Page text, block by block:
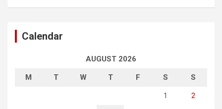
Calendar
AUGUST 2026
M T W T F S S
1 2